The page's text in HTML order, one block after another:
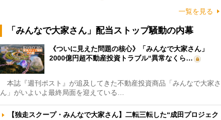
一覧を見る
「みんなで大家さん」配当ストップ騒動の内幕
《ついに見えた問題の核心》「みんなで大家さん」
2000億円超不動産投資トラブル“異常なくら…
本誌『週刊ポスト』が追及してきた不動産投資商品「みんなで大家さ
ん」がいよいよ最終局面を迎えている…
【独走スクープ・みんなで大家さん】二転三転した“成田プロジェク